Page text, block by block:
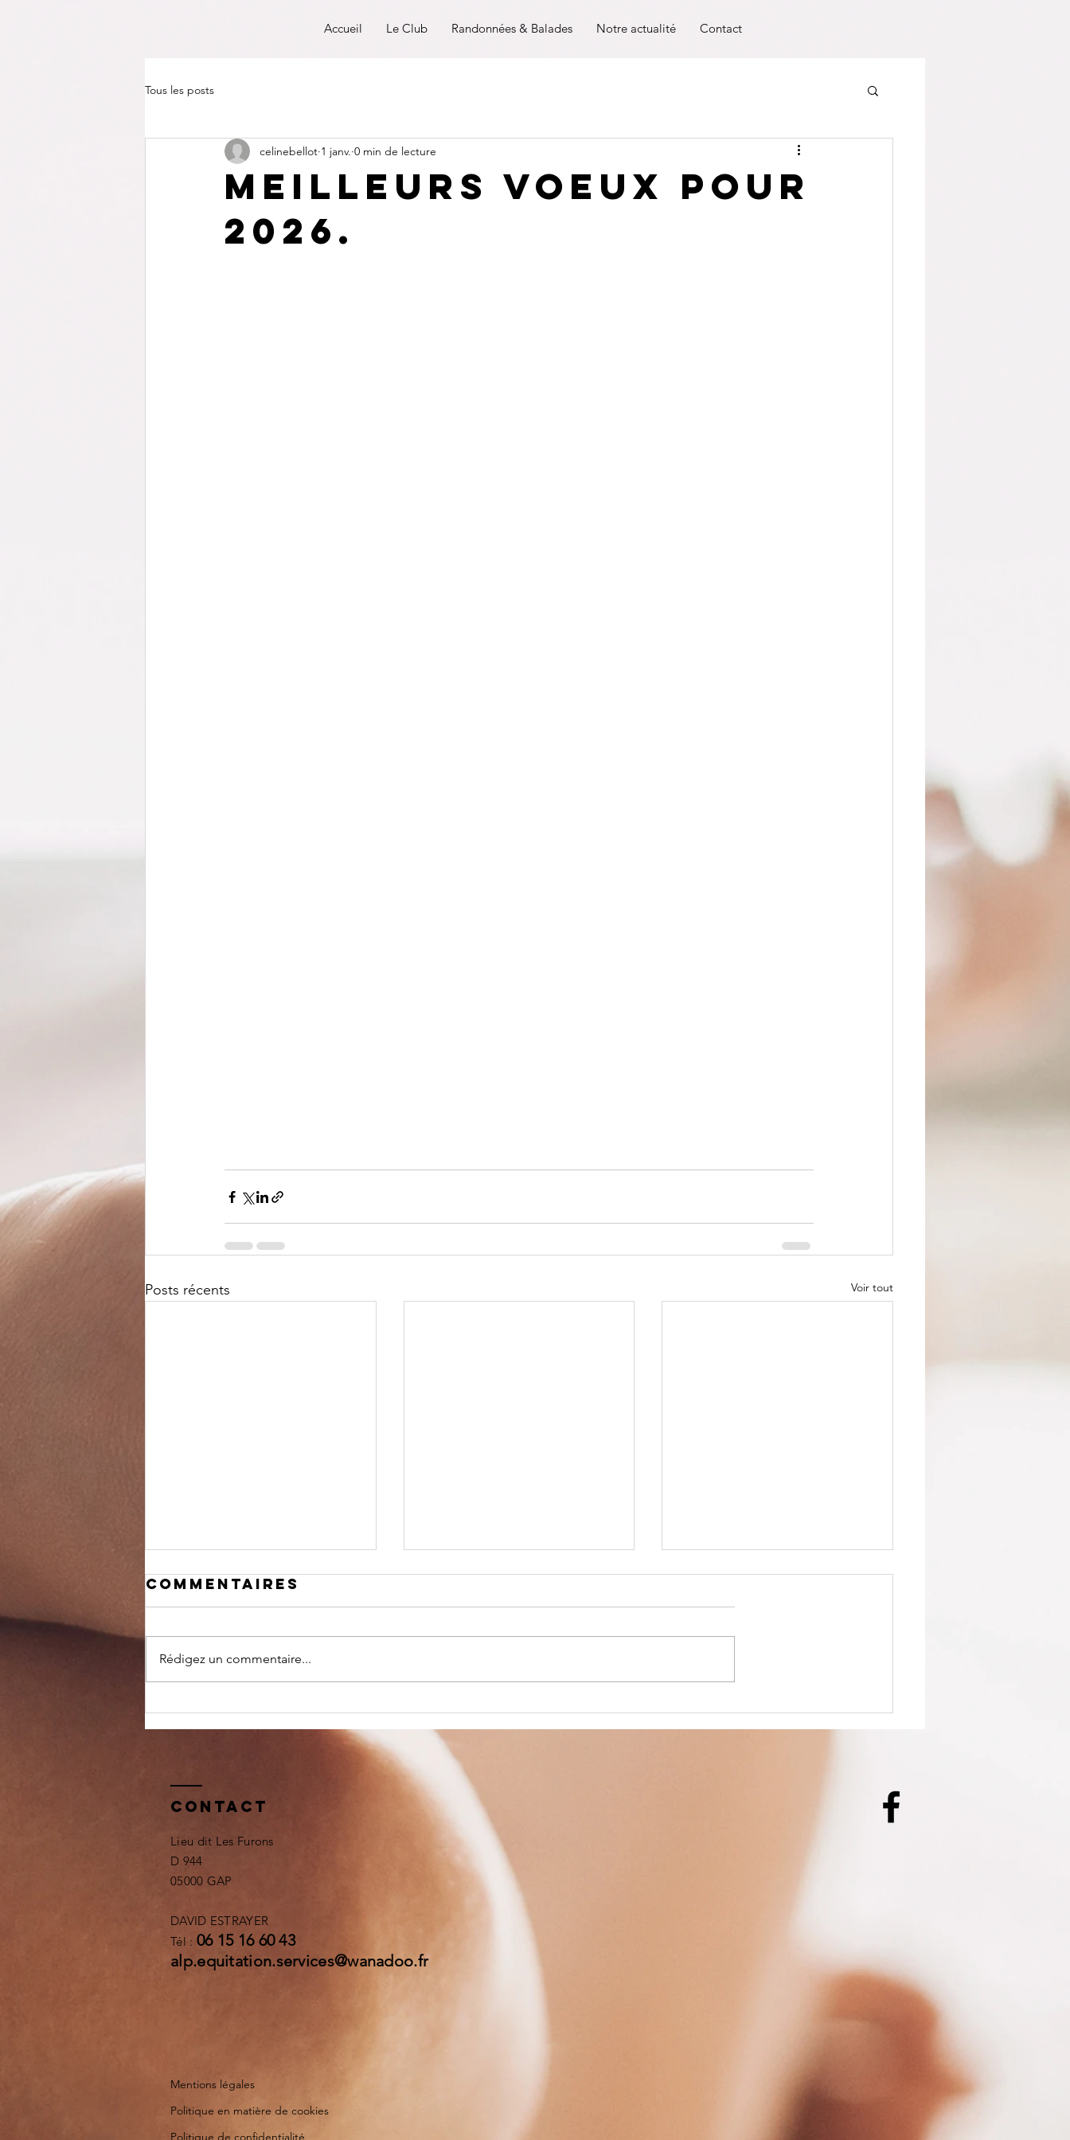
Accueil Le Club Randonnées & Balades Notre actualité Contact
Tous les posts
Meilleurs voeux pour
2026.
celinebellot 1 janv. 0 min de lecture
Posts récents Voir tout
BALADE A
CHEVAL
Planning
vacances de
Commentaires
Rédigez un commentaire...
Contact
Lieu dit Les Furons
D 944
05000 GAP
DAVID ESTRAYER
Tél : 06 15 16 60 43
alp.equitation.services@wanadoo.fr
Mentions légales
Politique en matière de cookies